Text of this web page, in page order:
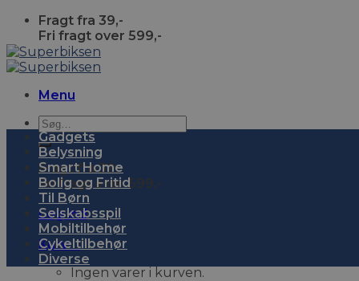
Skip
content
Fragt fra 39,-
Fri fragt over 599,-
Menu
Søg
efter:
Fragt fra 39,-
Fri fragt over 599,-
Log ind
Kurv0
Ingen varer i kurven.
Gadgets
Belysning
Smart Home
Bolig og Fritid
Til Børn
Selskabsspil
Mobiltilbehør
Cykeltilbehør
Diverse